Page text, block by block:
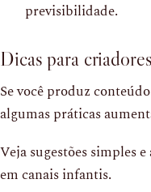
previsibilidade.
Dicas para
Se você produz
algumas práticas
Veja sugestões simples
em canais infantis.